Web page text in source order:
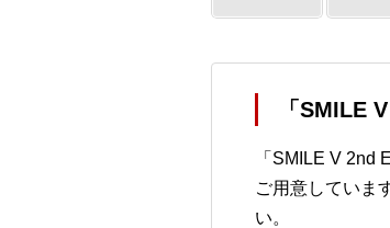
「SMILE
「SMILE V 2nd
ご用意していま
い。